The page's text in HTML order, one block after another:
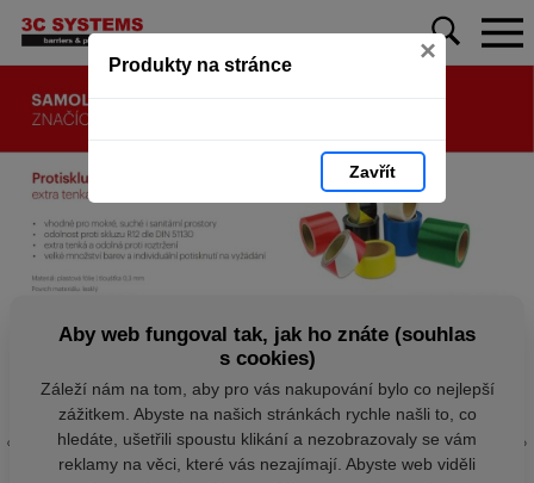
Produkty na stránce ×
Zavřít
Aby web fungoval tak, jak ho znáte (souhlas
s cookies)
Záleží nám na tom, aby pro vás nakupování bylo co nejlepší
zážitkem. Abyste na našich stránkách rychle našli to, co
hledáte, ušetřili spoustu klikání a nezobrazovaly se vám
reklamy na věci, které vás nezajímají. Abyste web viděli